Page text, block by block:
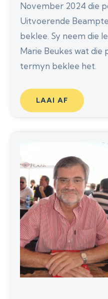
November 2024 die
Uitvoerende
beklee. Sy neem die
Marie Beukes wat die
termyn beklee het.
LAAI AF